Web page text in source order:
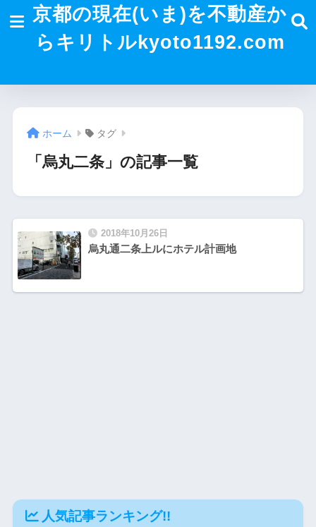
京都の現在(いま)を不動産か
らキリトルkyoto1192.com
ホーム タグ
「烏丸二条」の記事一覧
2018年10月26日
烏丸通二条上ルにホテル計画地
人気記事ランキング!!